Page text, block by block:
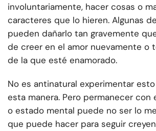
involuntariamente, hacer cosas o
caracteres que lo hieren. Algunas
pueden dañarlo tan gravemente
de creer en el amor nuevamente o
de la que esté enamorado.
No es antinatural experimentar
esta manera. Pero permanecer con
o estado mental puede no ser lo
que puede hacer para seguir